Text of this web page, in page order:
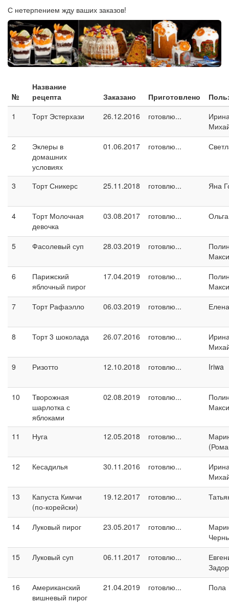
С нетерпением жду ваших заказов!
№
Название
рецепта
Заказано Приготовлено
1
Торт Эстерхази 26.12.2016 готовлю...
2
Эклеры в
домашних
условиях
01.06.2017 готовлю...
3 Торт Сникерс 25.11.2018 готовлю... Яна
4
Торт Молочная
девочка
03.08.2017 готовлю...
5 Фасолевый суп 28.03.2019 готовлю...
6
Парижский
яблочный пирог
17.04.2019 готовлю...
7
Торт Рафаэлло 06.03.2019 готовлю... Елена
8 Торт 3 шоколада 26.07.2016 готовлю...
9
Ризотто 12.10.2018 готовлю... Iriwa
10
Творожная
шарлотка с
яблоками
02.08.2019 готовлю...
11 Нуга 12.05.2018 готовлю...
12
Кесадилья 30.11.2016 готовлю...
13
Капуста Кимчи
(по-корейски)
19.12.2017 готовлю...
14 Луковый пирог 23.05.2017 готовлю...
15
Луковый суп 06.11.2017 готовлю...
16
Американский
вишневый пирог
21.04.2019 готовлю... Пола